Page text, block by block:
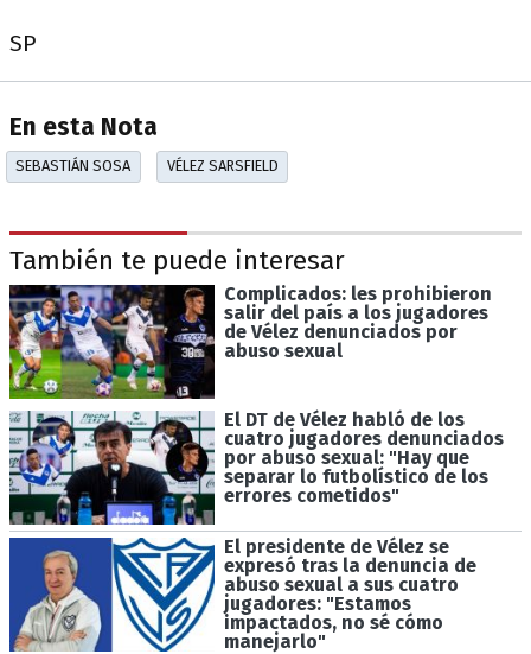
SP
En esta Nota
SEBASTIÁN SOSA VÉLEZ SARSFIELD
También te puede interesar
Complicados: les prohibieron
salir del país a los jugadores
de Vélez denunciados por
abuso sexual
El DT de Vélez habló de los
cuatro jugadores denunciados
por abuso sexual: "Hay que
separar lo futbolístico de los
errores cometidos"
El presidente de Vélez se
expresó tras la denuncia de
abuso sexual a sus cuatro
jugadores: "Estamos
impactados, no sé cómo
manejarlo"